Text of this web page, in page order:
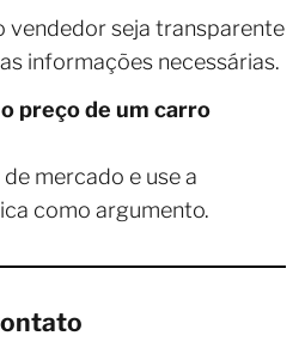
vendedor seja transparente
informações necessárias.
preço de um carro
mercado e use a
como argumento.